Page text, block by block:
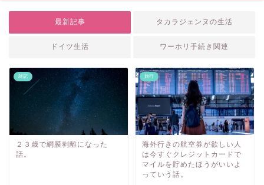
最新記事 タカラジェンヌの生活
ドイツ生活 ワーホリ手続き関連
雑記
２３歳で網膜剥離になった
話。
旅行
海外行きの航空券が欲しい人
は今すぐクレジットカードで
マイルを貯めたほうがいいよ
っていう話。